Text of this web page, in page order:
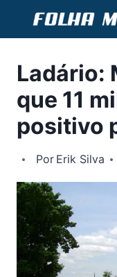
Conteúdo
Ladário:
que 11
positivo
Por Erik Silva